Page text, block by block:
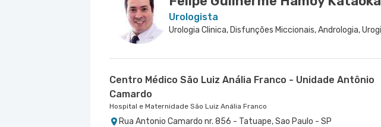
Urologista
Centro Médico São Luiz Anália Franco - Unidade Antônio
Camardo
Hospital e Maternidade São Luiz Anália Franco
Rua Antonio Camardo nr. 856 - Tatuape, Sao Paulo - SP